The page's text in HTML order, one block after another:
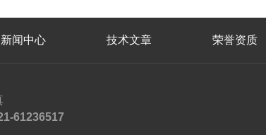
新闻中心 技术文章 荣誉资质
61236517